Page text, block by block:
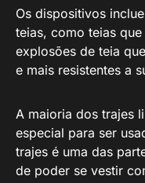
Os dispositivos
teias, como teias
explosões de teia
e mais resistentes a
A maioria dos trajes
especial para ser
trajes é uma das
de poder se vestir